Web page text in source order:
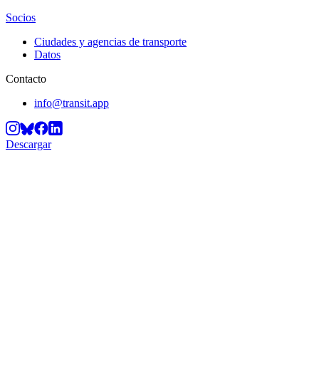
Socios
Ciudades y agencias de transporte
Datos
Contacto
info@transit.app
Descargar